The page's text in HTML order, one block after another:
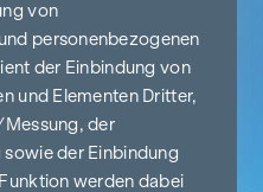
von
personenbezogenen
der Einbindung von
und Elementen Dritter,
der
der Einbindung
werden dabei